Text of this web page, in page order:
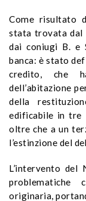
Come risultato
stata trovata dal
dai coniugi B. e
banca: è stato
credito, che
dell’abitazione
della
edificabile in tre
oltre che a un
l’estinzione del
L’intervento
problematiche
originaria,